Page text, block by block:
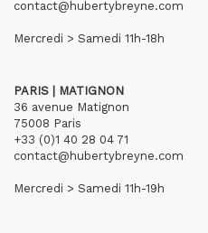
contact@hubertybreyne.com
Mercredi > Samedi 11h-18h
PARIS | MATIGNON
36 avenue Matignon
75008 Paris
+33 (0)1 40 28 04 71
contact@hubertybreyne.com
Mercredi > Samedi 11h-19h